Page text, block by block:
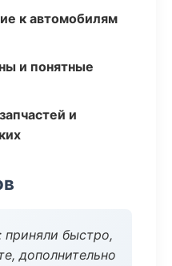
к автомобилям
и понятные
и
приняли быстро,
дополнительно